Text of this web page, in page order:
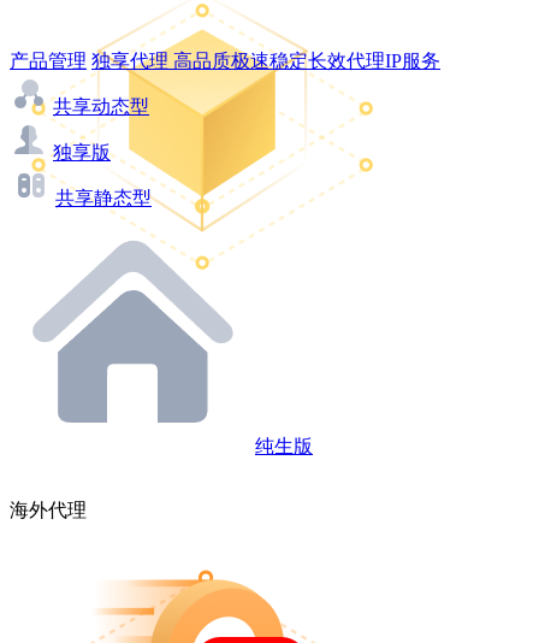
产品管理 独享代理 高品质极速稳定长效代理IP服务
共享动态型
独享版
共享静态型
纯生版
海外代理